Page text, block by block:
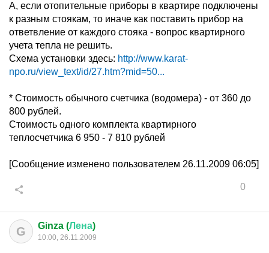
А, если отопительные приборы в квартире подключены
к разным стоякам, то иначе как поставить прибор на
ответвление от каждого стояка - вопрос квартирного
учета тепла не решить.
Схема установки здесь: http://www.karat-
npo.ru/view_text/id/27.htm?mid=50...
* Стоимость обычного счетчика (водомера) - от 360 до
800 рублей.
Стоимость одного комплекта квартирного
теплосчетчика 6 950 - 7 810 рублей
[Сообщение изменено пользователем 26.11.2009 06:05]
0
G Ginza (Лена)
10:00, 26.11.2009